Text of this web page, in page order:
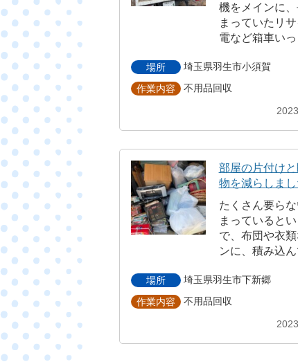
機をメインに
まっていたリ
電など箱車い
場所 埼玉県羽生市小須賀
作業内容 不用品回収
部屋の片付け
物を減らしまし
たくさん要ら
まっていると
で、布団や衣
ンに、積み込
場所 埼玉県羽生市下新郷
作業内容 不用品回収